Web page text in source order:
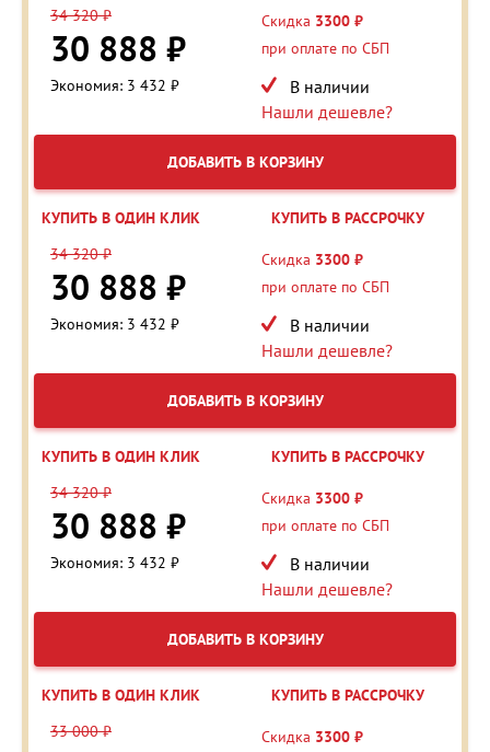
34 320 ₽
30 888 ₽
Экономия: 3 432 ₽
Скидка 3300 ₽
при оплате по СБП
В наличии
Нашли дешевле?
ДОБАВИТЬ В КОРЗИНУ
КУПИТЬ В ОДИН КЛИК
КУПИТЬ В РАССРОЧКУ
34 320 ₽
30 888 ₽
Экономия: 3 432 ₽
Скидка 3300 ₽
при оплате по СБП
В наличии
Нашли дешевле?
ДОБАВИТЬ В КОРЗИНУ
КУПИТЬ В ОДИН КЛИК
КУПИТЬ В РАССРОЧКУ
34 320 ₽
30 888 ₽
Экономия: 3 432 ₽
Скидка 3300 ₽
при оплате по СБП
В наличии
Нашли дешевле?
ДОБАВИТЬ В КОРЗИНУ
КУПИТЬ В ОДИН КЛИК
КУПИТЬ В РАССРОЧКУ
33 000 ₽
Скидка 3300 ₽